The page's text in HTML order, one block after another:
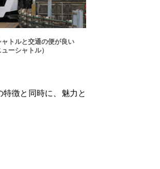
ャトルと交通の便が良い
ューシャトル）
徴と同時に、魅力と